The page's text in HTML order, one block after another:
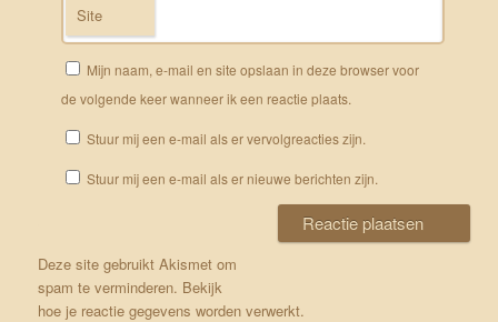
Site
Mijn naam, e-mail en site opslaan in deze browser voor
de volgende keer wanneer ik een reactie plaats.
Stuur mij een e-mail als er vervolgreacties zijn.
Stuur mij een e-mail als er nieuwe berichten zijn.
Deze site gebruikt Akismet om
spam te verminderen. Bekijk
hoe je reactie gegevens worden verwerkt.